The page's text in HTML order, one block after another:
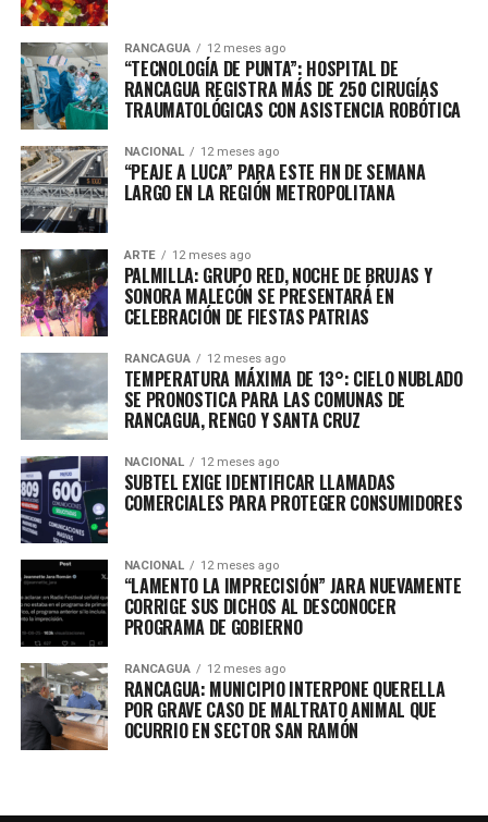
RANCAGUA 12 meses ago
“TECNOLOGÍA DE PUNTA”: HOSPITAL DE
RANCAGUA REGISTRA MÁS DE 250 CIRUGÍAS
TRAUMATOLÓGICAS CON ASISTENCIA ROBÓTICA
NACIONAL 12 meses ago
“PEAJE A LUCA” PARA ESTE FIN DE SEMANA
LARGO EN LA REGIÓN METROPOLITANA
ARTE 12 meses ago
PALMILLA: GRUPO RED, NOCHE DE BRUJAS Y
SONORA MALECÓN SE PRESENTARÁ EN
CELEBRACIÓN DE FIESTAS PATRIAS
RANCAGUA 12 meses ago
TEMPERATURA MÁXIMA DE 13°: CIELO NUBLADO
SE PRONOSTICA PARA LAS COMUNAS DE
RANCAGUA, RENGO Y SANTA CRUZ
NACIONAL 12 meses ago
SUBTEL EXIGE IDENTIFICAR LLAMADAS
COMERCIALES PARA PROTEGER CONSUMIDORES
NACIONAL 12 meses ago
“LAMENTO LA IMPRECISIÓN” JARA NUEVAMENTE
CORRIGE SUS DICHOS AL DESCONOCER
PROGRAMA DE GOBIERNO
RANCAGUA 12 meses ago
RANCAGUA: MUNICIPIO INTERPONE QUERELLA
POR GRAVE CASO DE MALTRATO ANIMAL QUE
OCURRIO EN SECTOR SAN RAMÓN